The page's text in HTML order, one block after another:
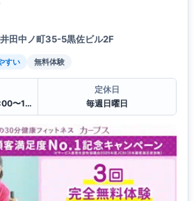
田中ノ町35-5黒佐ビル2F
すい 無料体験
平日 10:00〜13:00・15:00〜19:00
定休日
毎週日曜日